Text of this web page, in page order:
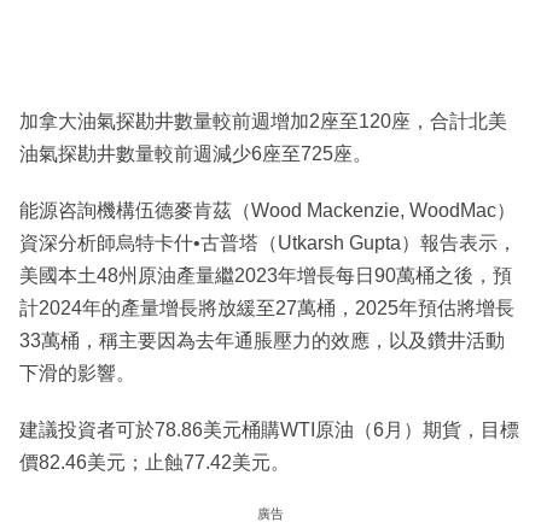
加拿大油氣探勘井數量較前週增加2座至120座，合計北美
油氣探勘井數量較前週減少6座至725座。
能源咨詢機構伍德麥肯茲（Wood Mackenzie, WoodMac）
資深分析師烏特卡什•古普塔（Utkarsh Gupta）報告表示，
美國本土48州原油產量繼2023年增長每日90萬桶之後，預
計2024年的產量增長將放緩至27萬桶，2025年預估將增長
33萬桶，稱主要因為去年通脹壓力的效應，以及鑽井活動
下滑的影響。
建議投資者可於78.86美元桶購WTI原油（6月）期貨，目標
價82.46美元；止蝕77.42美元。
廣告